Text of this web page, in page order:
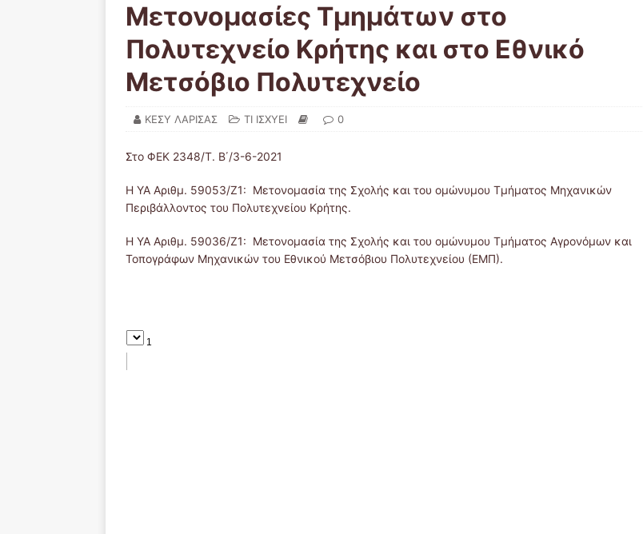
Μετονομασίες Τμημάτων στο
Πολυτεχνείο Κρήτης και στο Εθνικό
Μετσόβιο Πολυτεχνείο
ΚΕΣΥ ΛΑΡΙΣΑΣ ΤΙ ΙΣΧΥΕΙ 0
Στο ΦΕΚ 2348/Τ. Β΄/3-6-2021
Η YA Αριθμ. 59053/Ζ1: Μετονομασία της Σχολής και του oμώνυμου Τμήματος Μηχανικών
Περιβάλλοντος του Πολυτεχνείου Κρήτης.
Η YA Αριθμ. 59036/Ζ1: Μετονομασία της Σχολής και του ομώνυμου Τμήματος Αγρονόμων και
Τοπογράφων Μηχανικών του Εθνικού Μετσόβιου Πολυτεχνείου (ΕΜΠ).